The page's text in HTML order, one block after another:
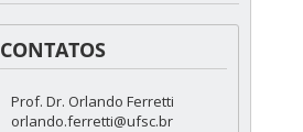
CONTATOS
Prof. Dr. Orlando Ferretti
orlando.ferretti@ufsc.br